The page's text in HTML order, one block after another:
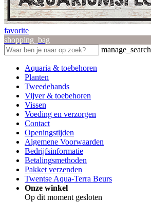
favorite
shopping_bag
manage_search
Aquaria & toebehoren
Planten
Tweedehands
Vijver & toebehoren
Vissen
Voeding en verzorgen
Contact
Openingstijden
Algemene Voorwaarden
Bedrijfsinformatie
Betalingsmethoden
Pakket verzenden
Twentse Aqua-Terra Beurs
Onze winkel
Op dit moment gesloten